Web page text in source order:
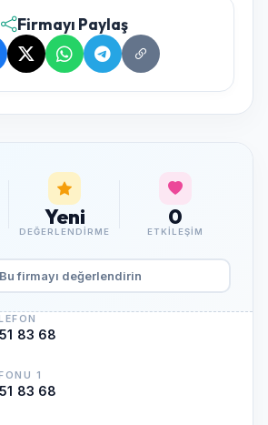
Firmayı Paylaş
Yeni
DEĞERLENDIRME
0
ETKILEŞIM
Bu firmayı değerlendirin
83 68
1
83 68